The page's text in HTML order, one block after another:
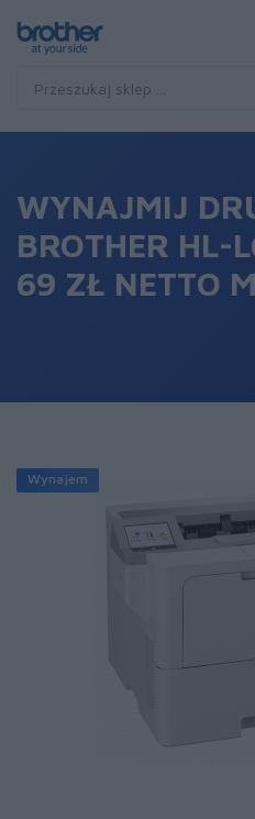
WYNAJMIJ
BROTHER HL-
69 ZŁ NETTO
Wynajem